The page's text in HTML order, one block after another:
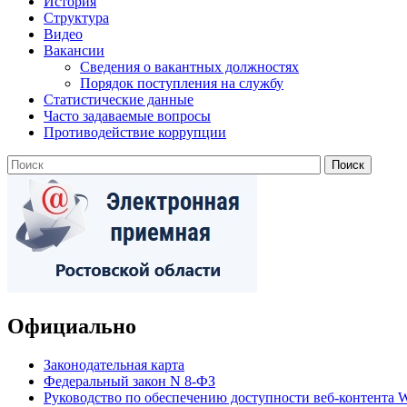
Структура
Видео
Вакансии
Сведения о вакантных должностях
Порядок поступления на службу
Статистические данные
Часто задаваемые вопросы
Противодействие коррупции
Официально
Законодательная карта
Федеральный закон N 8-ФЗ
Руководство по обеспечению доступности веб-контента